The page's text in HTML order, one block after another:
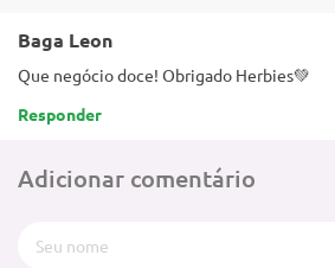
Baga Leon
Que negócio doce! Obrigado Herbies💚
Responder
Adicionar comentário